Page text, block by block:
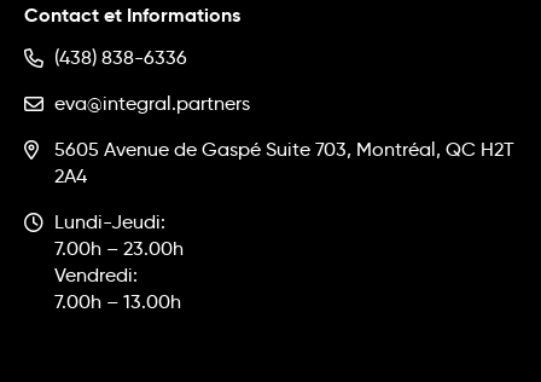
Contact et Informations
(438) 838-6336
eva@integral.partners
5605 Avenue de Gaspé Suite 703, Montréal, QC H2T
2A4
Lundi-Jeudi:
7.00h – 23.00h
Vendredi:
7.00h – 13.00h